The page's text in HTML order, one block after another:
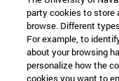
party cookies to store
browse. Different
For example, to
about your browsing
personalize how the
cookies you want to